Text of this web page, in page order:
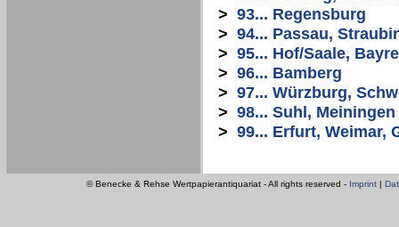
> 93... Regensburg
> 94... Passau,
> 95... Hof/Saale,
> 96... Bamberg
> 97... Würzburg,
> 98... Suhl, Meiningen
> 99... Erfurt, Weimar,
© Benecke & Rehse Wertpapierantiquariat - All rights reserved - Imprint |